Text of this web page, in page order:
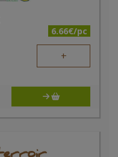
6.66€/pc
+